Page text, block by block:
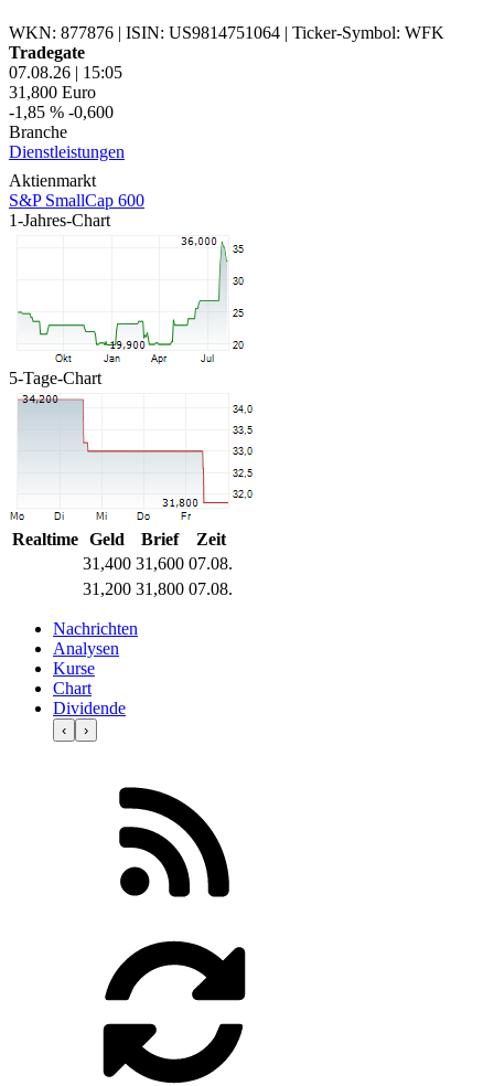
WKN: 877876 | ISIN: US9814751064 | Ticker-Symbol: WFK
Tradegate
07.08.26 | 15:05
31,800 Euro
-1,85 % -0,600
Branche
Dienstleistungen
Aktienmarkt
S&P SmallCap 600
1-Jahres-Chart
5-Tage-Chart
Realtime Geld Brief
Zeit
31,400 31,600 07.08.
31,200 31,800 07.08.
Nachrichten
Analysen
Kurse
Chart
Dividende
‹ ›